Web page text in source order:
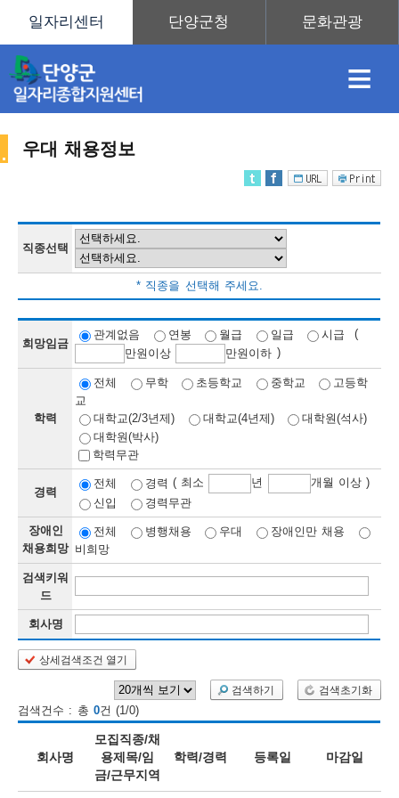
≡
보
보
련
정
우
미
내
우대 채용정보
직종선택
* 직종을 선택해 주세요.
희망임금
관계없음 연봉 월급 일급 시급
(
만원이상 만원이하 )
학력
전체 무학 초등학교 중학교
고등학
교
대학교(2/3년제)
대학교(4년제)
대학원(석사)
대학원(박사)
학력무관
경력
전체 경력 ( 최소 년
개월 이상 )
신입
경력무관
장애인
채용희망
전체 병행채용 우대
장애인만 채용
비희망
검색키워
드
회사명
상세검색조건 열기
검색하기 검색초기화
검색건수 : 총 0건 (1/0)
회사명
모집직종/채
용제목/임
금/근무지역
학력/경력 등록일 마감일
채
용
보
오
등